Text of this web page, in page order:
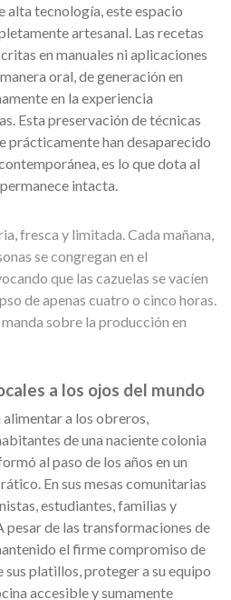
alta tecnología, este espacio
artesanal. Las recetas
en manuales ni aplicaciones
oral, de generación en
en la experiencia
Esta preservación de técnicas
prácticamente han desaparecido
es lo que dota al
intacta.
fresca y limitada. Cada mañana,
se congregan en el
que las cazuelas se vacíen
de apenas cuatro o cinco horas.
sobre la producción en
a los ojos del mundo
a los obreros,
de una naciente colonia
al paso de los años en un
En sus mesas comunitarias
estudiantes, familias y
de las transformaciones de
el firme compromiso de
platillos, proteger a su equipo
accesible y sumamente